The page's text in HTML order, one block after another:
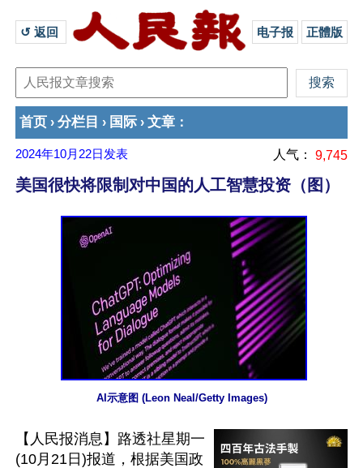
↺ 返回 电子报 正體版
首页 › 分栏目 › 国际 › 文章 ：
2024年10月22日 发表 人气： 9,745
美国很快将限制对中国的人工智慧投资（图）
AI示意图 (Leon Neal/Getty Images)
【人民报消息】路透社星期一
(10月21日)报道，根据美国政